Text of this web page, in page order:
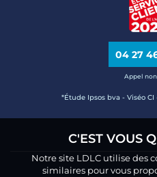
04 27
Appel
*Étude Ipsos bva - Viséo
C'EST VOUS
Notre site LDLC utilise des
similaires pour vous